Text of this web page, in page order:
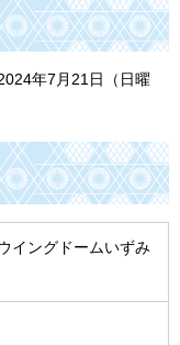
年7月21日（日曜
イングドームいずみ